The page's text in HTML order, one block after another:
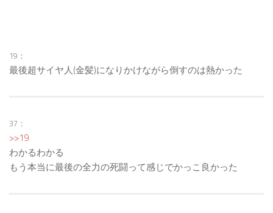
19：
最後超サイヤ人(金髪)になりかけながら倒すのは熱かった
37：
>>19
わかるわかる
もう本当に最後の全力の死闘って感じでかっこ良かった